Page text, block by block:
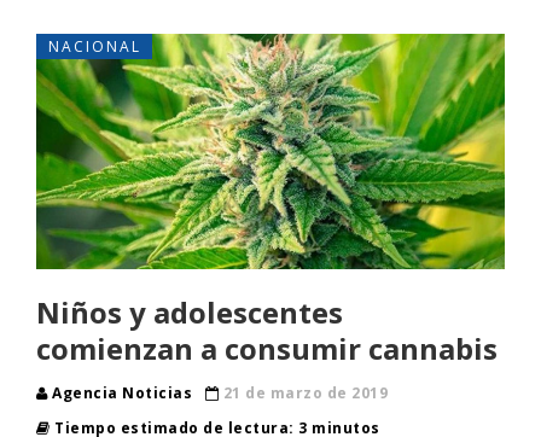
NACIONAL
Niños y adolescentes
comienzan a consumir cannabis
Agencia Noticias
21 de marzo de 2019
Tiempo estimado de lectura: 3 minutos